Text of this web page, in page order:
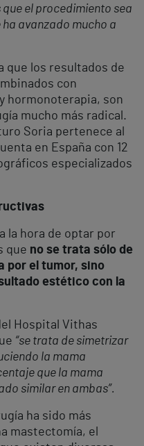
el procedimiento sea
avanzado mucho a
que los resultados de
con
hormonoterapia, son
mucho más radical.
Soria pertenece al
en España con 12
especializados
la hora de optar por
que no se trata sólo de
por el tumor, sino
estético con la
Hospital Vithas
“se trata de simetrizar
la mama
que la mama
similar en ambas”.
ha sido más
mastectomía, el